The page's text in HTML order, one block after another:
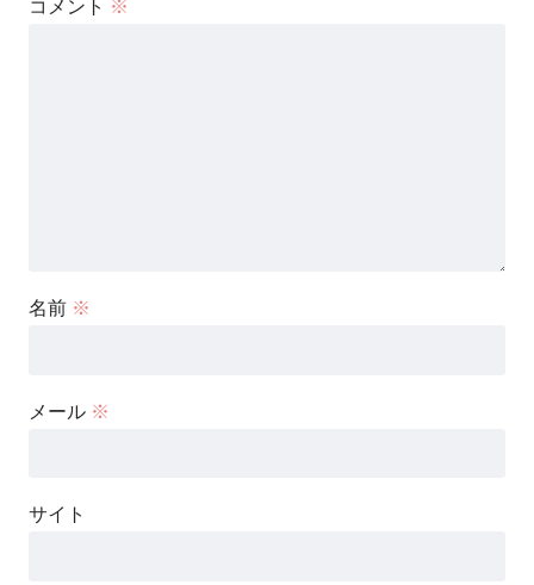
コメント ※
名前 ※
メール ※
サイト